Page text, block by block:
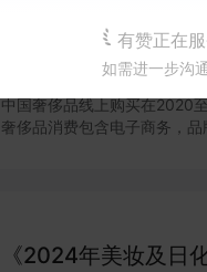
有赞正在
如需进一步沟
《奢侈品行业网络
中国奢侈品线上购买在2020
奢侈品消费包含电子商务，
《2024年美妆及日